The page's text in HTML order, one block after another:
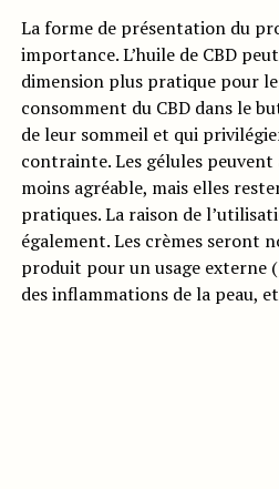
La forme de présentation du
importance. L’huile de CBD
dimension plus pratique pour
consomment du CBD dans le
de leur sommeil et qui
contrainte. Les gélules
moins agréable, mais elles
pratiques. La raison de
également. Les crèmes seront
produit pour un usage externe
des inflammations de la peau,